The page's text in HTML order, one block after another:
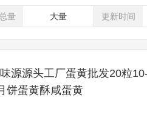
量 大量 更新时间
源源头工厂蛋黄批发20粒
饼蛋黄酥咸蛋黄